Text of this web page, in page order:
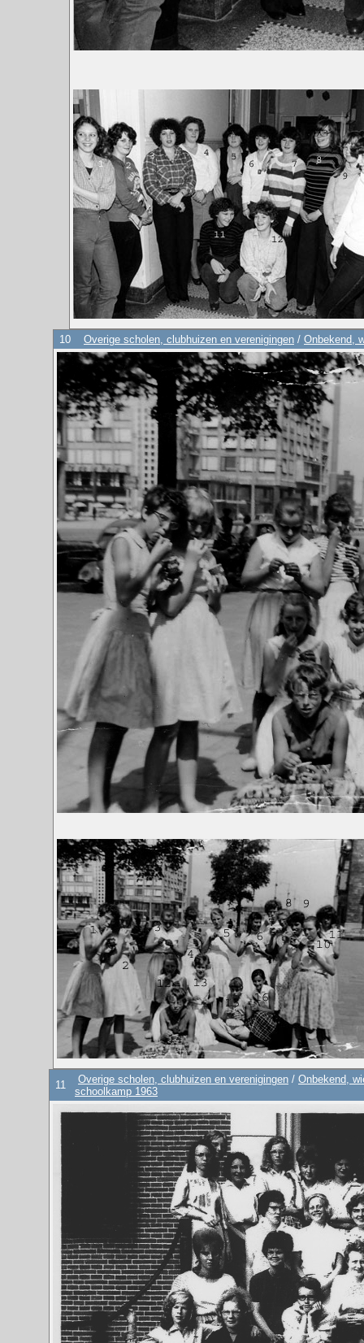
10 Overige scholen, clubhuizen en verenigingen / Onbekend,
11 Overige scholen, clubhuizen en verenigingen / Onbekend,
schoolkamp 1963